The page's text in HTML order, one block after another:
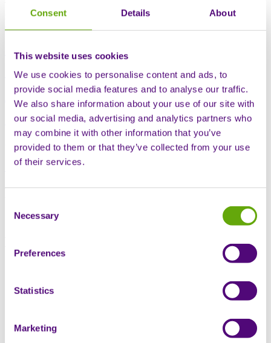
Consent Details About
This website uses cookies
We use cookies to personalise content and ads, to
provide social media features and to analyse our traffic.
We also share information about your use of our site with
our social media, advertising and analytics partners who
may combine it with other information that you’ve
provided to them or that they’ve collected from your use
of their services.
Selection
Necessary
Preferences
Statistics
Marketing
führenden internationalen Gesundheitsdienstleister mit Sitz in
Grossbritannien.
Spitex
Sciensus AG
Apotheke
Sciensus Apotheke AG
(Pre-)Wholesale
Sciensus Wholesale AG
Die nachfolgende Übersicht zeigt das
Zusammenspiel unserer drei
Geschäftseinheiten rund um die
Medikamenten und Infusionsbestecken.
Die Sciensus Apotheke AG beschafft Arzneimittel über die
Auslieferung sicher.
Unsere hochqualifizierten Sciensus-Pflegefachpersonen